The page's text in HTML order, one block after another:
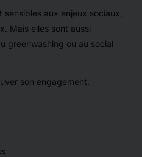
aux enjeux sociaux,
Mais elles sont aussi
greenwashing ou au social
son engagement.